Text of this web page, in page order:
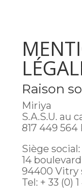
Raison
Miriya
S.A.S.U. au
817 449 564
Siège social:
14
94400 Vitry
Tel: + 33 (0)